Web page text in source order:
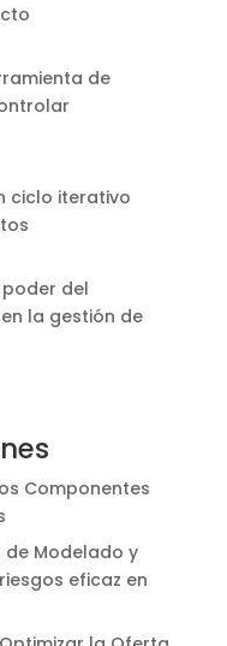
de
ciclo iterativo
del
la gestión de
Componentes
de Modelado y
eficaz en